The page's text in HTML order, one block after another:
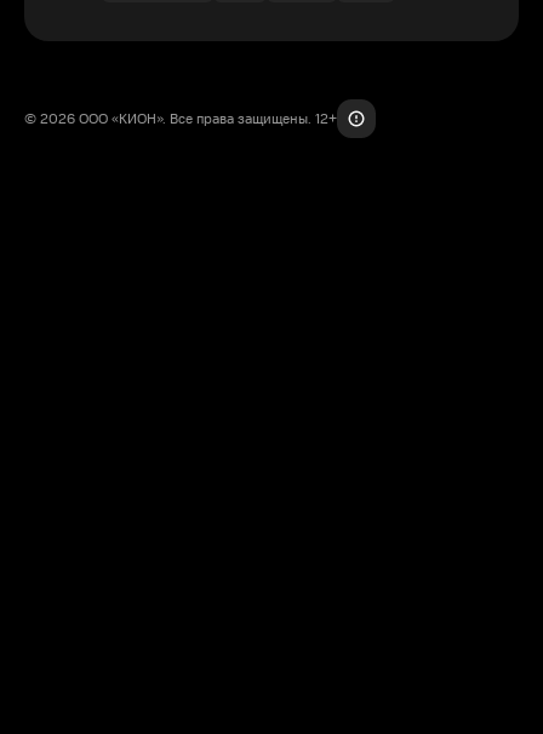
© 2026 ООО «КИОН». Все права защищены. 12+